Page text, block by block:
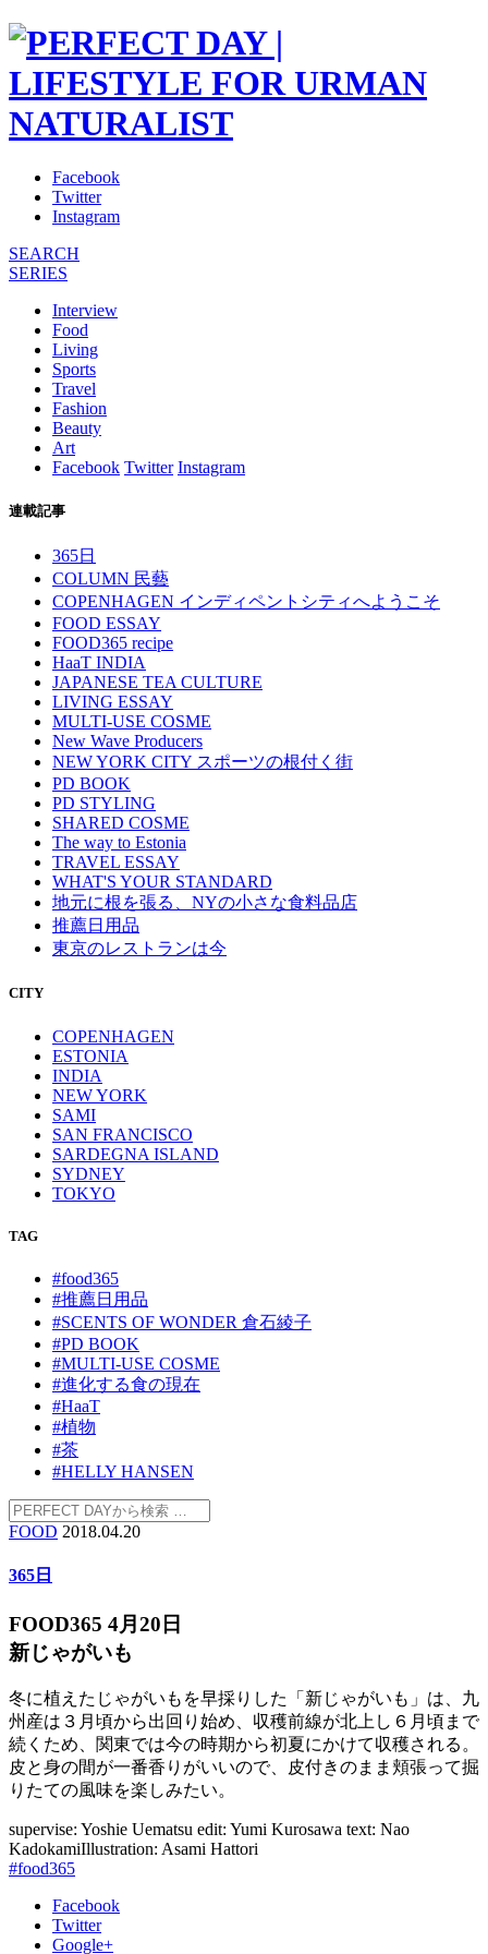
Facebook
Twitter
Instagram
SEARCH
SERIES
Interview
Food
Living
Sports
Travel
Fashion
Beauty
Art
Facebook Twitter Instagram
連載記事
365日
COLUMN 民藝
COPENHAGEN インディペントシティへようこそ
FOOD ESSAY
FOOD365 recipe
HaaT INDIA
JAPANESE TEA CULTURE
LIVING ESSAY
MULTI-USE COSME
New Wave Producers
NEW YORK CITY スポーツの根付く街
PD BOOK
PD STYLING
SHARED COSME
The way to Estonia
TRAVEL ESSAY
WHAT'S YOUR STANDARD
地元に根を張る、NYの小さな食料品店
推薦日用品
東京のレストランは今
CITY
COPENHAGEN
ESTONIA
INDIA
NEW YORK
SAMI
SAN FRANCISCO
SARDEGNA ISLAND
SYDNEY
TOKYO
TAG
#food365
#推薦日用品
#SCENTS OF WONDER 倉石綾子
#PD BOOK
#MULTI-USE COSME
#進化する食の現在
#HaaT
#植物
#茶
#HELLY HANSEN
FOOD 2018.04.20
365日
FOOD365 4月20日
新じゃがいも
冬に植えたじゃがいもを早採りした「新じゃがいも」は、九
州産は３月頃から出回り始め、収穫前線が北上し６月頃まで
続くため、関東では今の時期から初夏にかけて収穫される。
皮と身の間が一番香りがいいので、皮付きのまま頬張って掘
りたての風味を楽しみたい。
supervise: Yoshie Uematsu edit: Yumi Kurosawa text: Nao
KadokamiIllustration: Asami Hattori
#food365
Facebook
Twitter
Google+